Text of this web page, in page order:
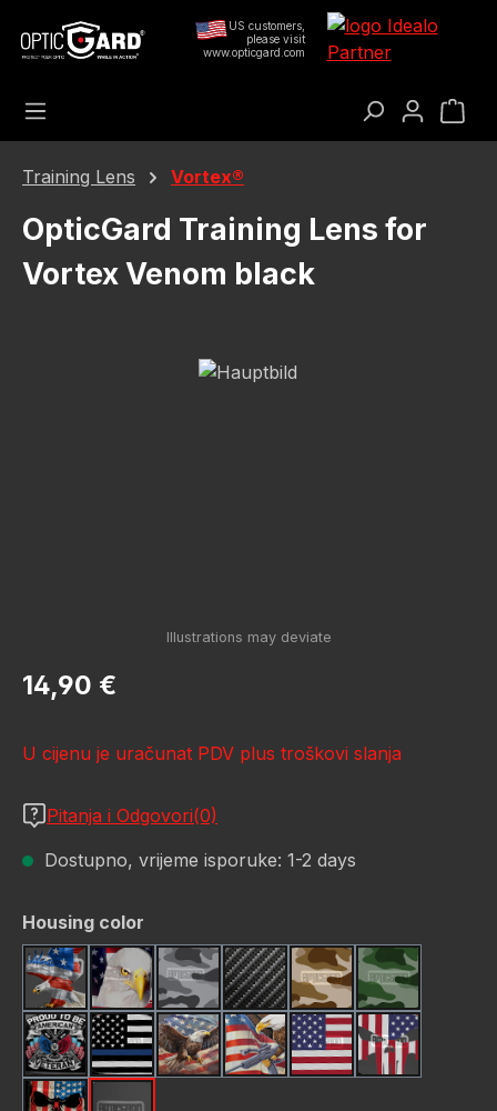
Preskoči na glavni sadržaj US customers,
please visit
www.opticgard.com
Training Lens Vortex®
OpticGard Training Lens for
Vortex Venom black
Preskoči galeriju slika
Redovna cijena:
14,90 €
U cijenu je uračunat PDV plus troškovi slanja
Pitanja i Odgovori(0)
Dostupno, vrijeme isporuke: 1-2 days
Odaberi
Housing color
American EagleBald Eagle America Flag
Camo GreyCarbon Fiber Black
Desert Storm
Green
Pround To Be American
Thin Blue Line Flag
USA Flag Bald Eagle #2
USA Flag Bald Eagle #3
USA Flag New
Us Flag